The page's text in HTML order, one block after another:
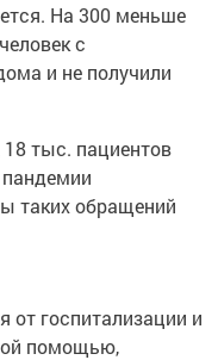
На 300 меньше
с
и не получили
18 тыс. пациентов
таких обращений
от госпитализации и
помощью,